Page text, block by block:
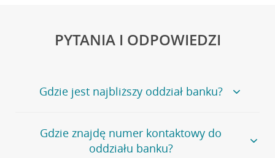
PYTANIA I ODPOWIEDZI
Gdzie jest najbliższy oddział banku?
Jeśli szukasz oddziału naszego banku, zapraszamy na
stronęPlacówki i bankomaty, na której znajduje się
wygodna wyszukiwarka.
Gdzie znajdę numer kontaktowy do
oddziału banku?